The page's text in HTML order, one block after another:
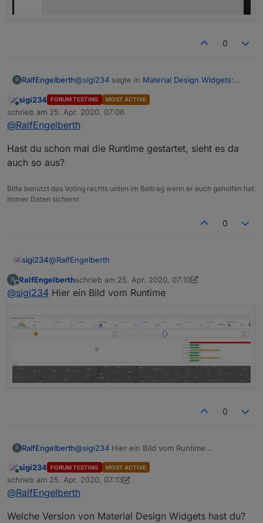
0
R RalfEngelberth@sigi234 sagte in Material Design Widgets:
@RalfEngelberth
Hat keiner eine Lösung?
materialdesign/tree/master/examples/Weat
Folgende NPM Module und Einstellung im
Ja, stehen drin
Online
sigi234 FORUM TESTING MOST ACTIVE
schrieb am 25. Apr. 2020, 07:06
zuletzt editiert von
@RalfEngelberth
Hast du schon mal die Runtime gestartet, sieht es da
auch so aus?
Bitte benutzt das Voting rechts unten im Beitrag wenn er euch geholfen hat.
Immer Daten sichern!
0
sigi234@RalfEngelberth
Hast du schon mal die Runtime gestartet, sieht es da
auch so aus?
R
Offline
RalfEngelberthschrieb am 25. Apr. 2020, 07:10
zuletzt editiert von Negalein
@sigi234 Hier ein Bild vom Runtime
0
R RalfEngelberth@sigi234 Hier ein Bild vom Runtime
Online
sigi234 FORUM TESTING MOST ACTIVE
schrieb am 25. Apr. 2020, 07:13
zuletzt editiert von sigi234
@RalfEngelberth
Welche Version von Material Design Widgets hast du?